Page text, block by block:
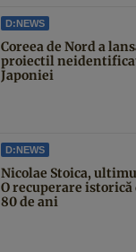
D:NEWS
Coreea de Nord a
proiectil
Japoniei
D:NEWS
Nicolae Stoica,
O recuperare istorică
80 de ani